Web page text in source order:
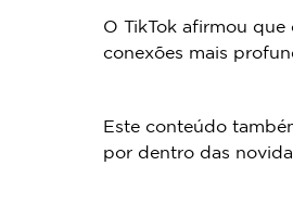
O TikTok afirmou que
conexões mais
Este conteúdo
por dentro das